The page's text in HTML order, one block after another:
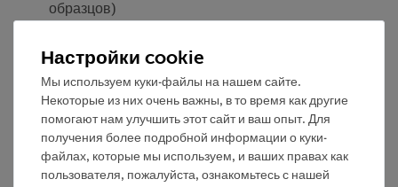
образцов)
Принадлежности
Медиа / Загрузки
Настройки cookie
Мы используем куки-файлы на нашем сайте.
Некоторые из них очень важны, в то время как другие
помогают нам улучшить этот сайт и ваш опыт. Для
получения более подробной информации о куки-
файлах, которые мы используем, и ваших правах как
пользователя, пожалуйста, ознакомьтесь с нашей